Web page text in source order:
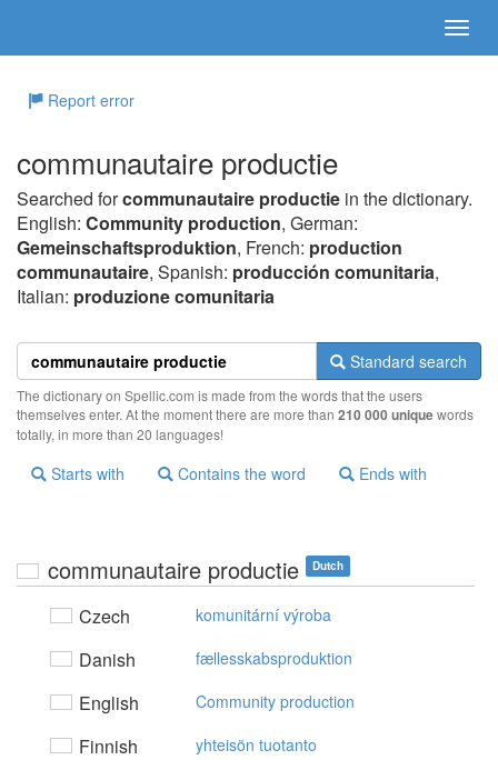
Report error
communautaire productie
Searched forcommunautaire productie in the dictionary.
English: Community production, German:
Gemeinschaftsproduktion, French: production
communautaire, Spanish: producción comunitaria,
Italian: produzione comunitaria
Standard search
The dictionary on Spellic.com is made from the words that the users
themselves enter. At the moment there are more than 210 000 uniquewords
totally, in more than 20 languages!
Starts with Contains the word Ends with
communautaire productie Dutch
Czech komunitární výroba
Danish fællesskabsproduktion
English Community production
Finnish yhteisön tuotanto